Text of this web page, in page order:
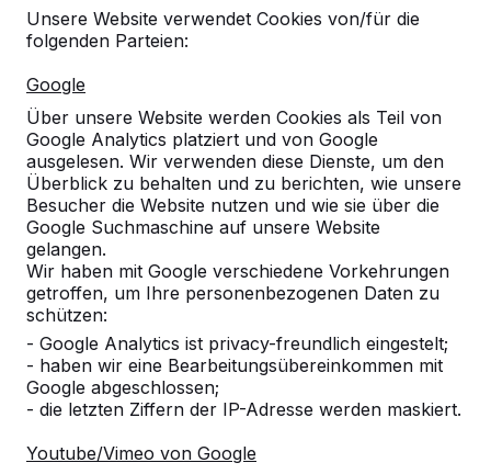
Unsere Website verwendet Cookies von/für die
folgenden Parteien:
Google
Über unsere Website werden Cookies als Teil von
Google Analytics platziert und von Google
ausgelesen. Wir verwenden diese Dienste, um den
Überblick zu behalten und zu berichten, wie unsere
Besucher die Website nutzen und wie sie über die
Google Suchmaschine auf unsere Website
gelangen.
Wir haben mit Google verschiedene Vorkehrungen
getroffen, um Ihre personenbezogenen Daten zu
schützen:
- Google Analytics ist privacy-freundlich eingestelt;
- haben wir eine Bearbeitungsübereinkommen mit
Google abgeschlossen;
- die letzten Ziffern der IP-Adresse werden maskiert.
Youtube/Vimeo von Google
Referenzen
Unsere Produkte finden Sie in ganz Europa
und darüber hinaus. Sehen Sie hier, wo Sie
ein HeBlad-Produkt in Ihrer Nähe finden.
Produkt
Alles anzeigen
Kategorie
Alles anzeigen
Ort oder Postleitzahl suchen